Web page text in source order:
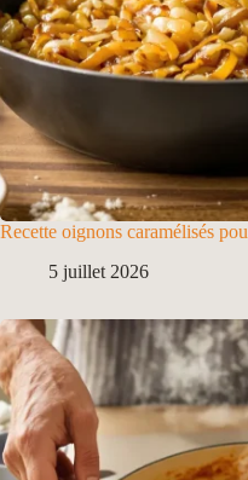
Recette oignons caramélisés
5 juillet 2026